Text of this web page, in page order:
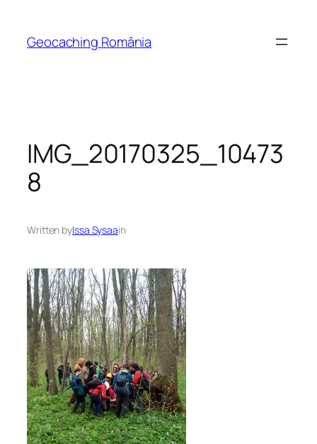
content
Geocaching România
IMG_20170325_10473
8
Written byIssa Sysaain